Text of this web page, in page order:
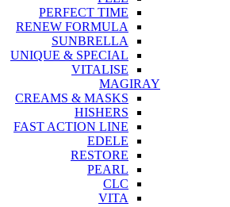
PERFECT TIME
RENEW FORMULA
SUNBRELLA
UNIQUE & SPECIAL
VITALISE
MAGIRAY
CREAMS & MASKS
HISHERS
FAST ACTION LINE
EDELE
RESTORE
PEARL
CLC
VITA